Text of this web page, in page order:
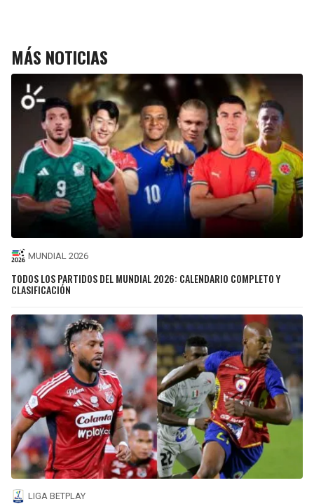
MÁS NOTICIAS
MUNDIAL 2026
TODOS LOS PARTIDOS DEL MUNDIAL 2026: CALENDARIO COMPLETO Y
CLASIFICACIÓN
LIGA BETPLAY